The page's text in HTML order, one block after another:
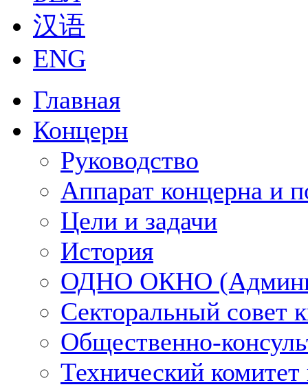
汉语
ENG
Главная
Концерн
Руководство
Аппарат концерна и
Цели и задачи
История
ОДНО ОКНО
Секторальный совет
Общественно-
Технический